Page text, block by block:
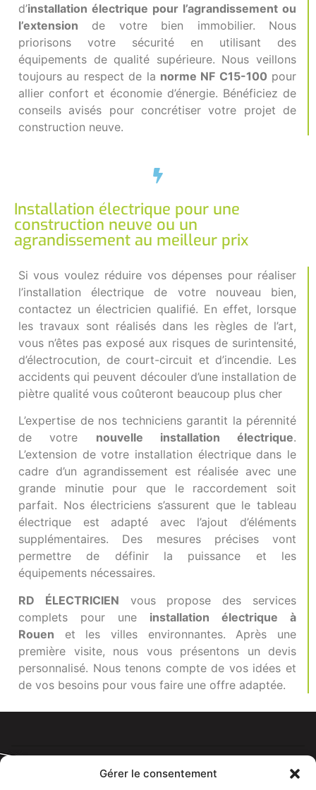
Gérer le consentement
d’installation électrique pour l’agrandissement ou
l’extension de votre bien immobilier. Nous
priorisons votre sécurité en utilisant des
équipements de qualité supérieure. Nous veillons
toujours au respect de la norme NF C15-100 pour
allier confort et économie d’énergie. Bénéficiez de
conseils avisés pour concrétiser votre projet de
construction neuve.
Installation électrique pour une
construction neuve ou un
agrandissement au meilleur prix
Si vous voulez réduire vos dépenses pour réaliser
l’installation électrique de votre nouveau bien,
contactez un électricien qualifié. En effet, lorsque
les travaux sont réalisés dans les règles de l’art,
vous n’êtes pas exposé aux risques de surintensité,
d’électrocution, de court-circuit et d’incendie. Les
accidents qui peuvent découler d’une installation de
piètre qualité vous coûteront beaucoup plus cher
L’expertise de nos techniciens garantit la pérennité
de votre nouvelle installation électrique.
L’extension de votre installation électrique dans le
cadre d’un agrandissement est réalisée avec une
grande minutie pour que le raccordement soit
parfait. Nos électriciens s’assurent que le tableau
électrique est adapté avec l’ajout d’éléments
supplémentaires. Des mesures précises vont
permettre de définir la puissance et les
équipements nécessaires.
RD
ÉLECTRICIEN vous propose des services
complets pour une installation électrique à
Rouen et les villes environnantes. Après une
première visite, nous vous présentons un devis
personnalisé. Nous tenons compte de vos idées et
de vos besoins pour vous faire une offre adaptée.